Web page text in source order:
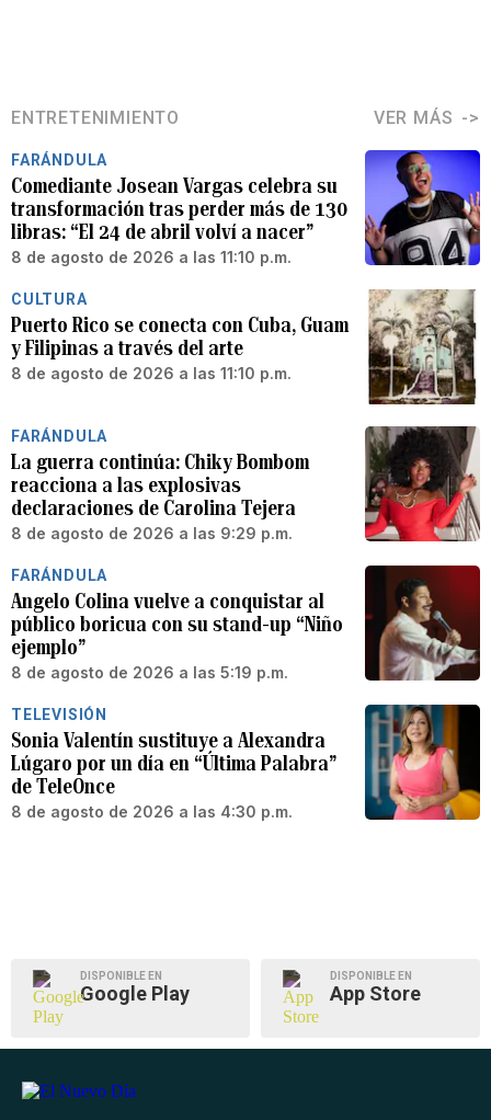
ENTRETENIMIENTO VER MÁS
FARÁNDULA
Comediante Josean Vargas celebra su
transformación tras perder más de 130
libras: “El 24 de abril volví a nacer”
8 de agosto de 2026 a las 11:10 p.m.
CULTURA
Puerto Rico se conecta con Cuba, Guam
y Filipinas a través del arte
8 de agosto de 2026 a las 11:10 p.m.
FARÁNDULA
La guerra continúa: Chiky Bombom
reacciona a las explosivas
declaraciones de Carolina Tejera
8 de agosto de 2026 a las 9:29 p.m.
FARÁNDULA
Angelo Colina vuelve a conquistar al
público boricua con su stand-up “Niño
ejemplo”
8 de agosto de 2026 a las 5:19 p.m.
TELEVISIÓN
Sonia Valentín sustituye a Alexandra
Lúgaro por un día en “Última Palabra”
de TeleOnce
8 de agosto de 2026 a las 4:30 p.m.
DISPONIBLE EN
Google Play
DISPONIBLE EN
App Store